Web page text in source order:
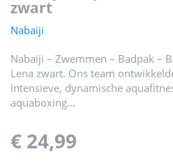
zwart
Nabaiji
Nabaiji – Zwemmen – Badpak –
Lena zwart. Ons team
intensieve, dynamische
aquaboxing…
€ 24,99